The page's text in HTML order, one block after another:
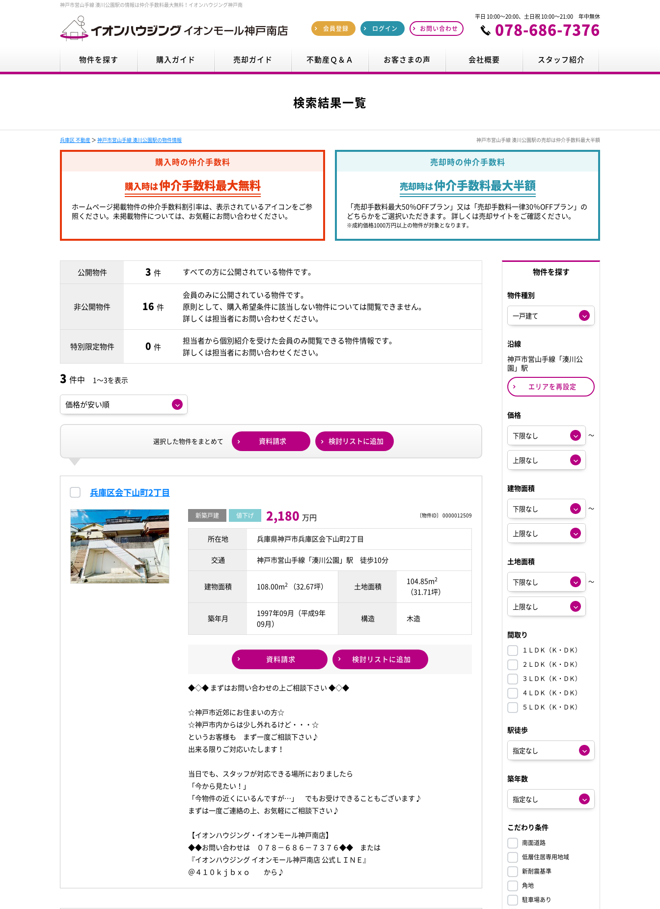
神戸市営山手線 湊川公園駅の情報は仲介手数料最大無料！イオンハウジング神戸南
会員登録 ログイン お問い合わせ
平日 10:00～20:00、土日祝 10:00～21:00 年中無休
078-686-7376
物件を探す 購入ガイド 売却ガイド 不動産Ｑ＆Ａ お客さまの声 会社概要 スタッフ紹介
検索結果一覧
兵庫区 不動産 ＞ 神戸市営山手線 湊川公園駅の物件情報 神戸市営山手線 湊川公園駅の売却は仲介手数料最大半額
購入時の仲介手数料
購入時は仲介手数料最大無料
ホームページ掲載物件の仲介手数料割引率は、表示されているアイコンをご参
照ください。未掲載物件については、お気軽にお問い合わせください。
売却時の仲介手数料
売却時は仲介手数料最大半額
「売却手数料最大50％OFFプラン」又は「売却手数料一律30％OFFプラン」の
どちらかをご選択いただきます。 詳しくは売却サイトをご確認ください。
※成約価格1000万円以上の物件が対象となります。
公開物件 3 件 すべての方に公開されている物件です。
非公開物件 16 件
会員のみに公開されている物件です。
原則として、購入希望条件に該当しない物件については閲覧できません。
詳しくは担当者にお問い合わせください。
特別限定物件 0 件
担当者から個別紹介を受けた会員のみ閲覧できる物件情報です。
詳しくは担当者にお問い合わせください。
3 件中 1～3を表示
選択した物件をまとめて 資料請求 検討リストに追加
兵庫区会下山町2丁目
〔物件ID〕 0000012509
新築戸建 値下げ 2,180 万円
所在地 兵庫県神戸市兵庫区会下山町2丁目
交通 神戸市営山手線「湊川公園」駅 徒歩10分
建物面積 108.00m2 （32.67坪） 土地面積
104.85m2
（31.71坪）
築年月
1997年09月（平成9年
09月）
構造 木造
資料請求 検討リストに追加
◆◇◆ まずはお問い合わせの上ご相談下さい ◆◇◆
☆神戸市近郊にお住まいの方☆
☆神戸市内からは少し外れるけど・・・☆
というお客様も まず一度ご相談下さい♪
出来る限りご対応いたします！
当日でも、スタッフが対応できる場所におりましたら
「今から見たい！」
「今物件の近くにいるんですが…」 でもお受けできることもございます♪
まずは一度ご連絡の上、お気軽にご相談下さい♪
【イオンハウジング・イオンモール神戸南店】
◆◆お問い合わせは ０７８－６８６－７３７６◆◆ または
『イオンハウジング イオンモール神戸南店 公式ＬＩＮＥ』
＠４１０ｋｊｂｘｏ から♪
物件を探す
物件種別
沿線
神戸市営山手線「湊川公
園」駅
エリアを再設定
価格
～
建物面積
～
土地面積
～
間取り
１ＬＤＫ（Ｋ・ＤＫ）
２ＬＤＫ（Ｋ・ＤＫ）
３ＬＤＫ（Ｋ・ＤＫ）
４ＬＤＫ（Ｋ・ＤＫ）
５ＬＤＫ（Ｋ・ＤＫ）
駅徒歩
築年数
こだわり条件
南面道路
低層住居専用地域
新耐震基準
角地
駐車場あり